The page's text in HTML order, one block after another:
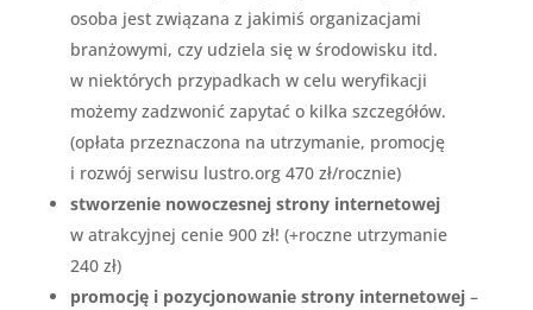
osoba jest związana z jakimiś organizacjami
branżowymi, czy udziela się w środowisku itd.
w niektórych przypadkach w celu weryfikacji
możemy zadzwonić zapytać o kilka szczegółów.
(opłata przeznaczona na utrzymanie, promocję
i rozwój serwisu lustro.org 470 zł/rocznie)
stworzenie nowoczesnej strony internetowej
w atrakcyjnej cenie 900 zł! (+roczne utrzymanie
240 zł)
promocję i pozycjonowanie strony internetowej–